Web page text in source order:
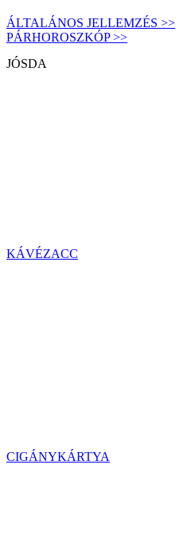
ÁLTALÁNOS JELLEMZÉS >>
PÁRHOROSZKÓP >>
JÓSDA
KÁVÉZACC
CIGÁNYKÁRTYA